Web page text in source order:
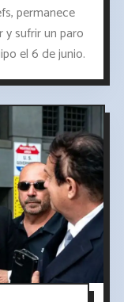
permanece
sufrir un paro
el 6 de junio.